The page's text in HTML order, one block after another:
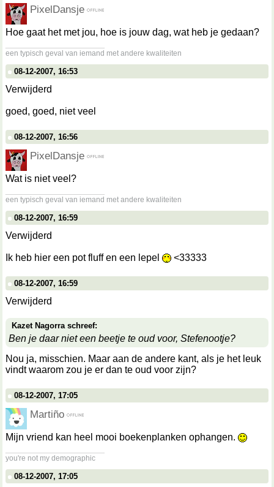
PixelDansje
Hoe gaat het met jou, hoe is jouw dag, wat heb je gedaan?
een typisch geval van iemand met andere kwaliteiten
08-12-2007, 16:53
Verwijderd
goed, goed, niet veel
08-12-2007, 16:56
PixelDansje
Wat is niet veel?
een typisch geval van iemand met andere kwaliteiten
08-12-2007, 16:59
Verwijderd
Ik heb hier een pot fluff en een lepel <33333
08-12-2007, 16:59
Verwijderd
Kazet Nagorra schreef:
Ben je daar niet een beetje te oud voor, Stefenootje?
Nou ja, misschien. Maar aan de andere kant, als je het leuk
vindt waarom zou je er dan te oud voor zijn?
08-12-2007, 17:05
Martiño
Mijn vriend kan heel mooi boekenplanken ophangen.
you're not my demographic
08-12-2007, 17:05